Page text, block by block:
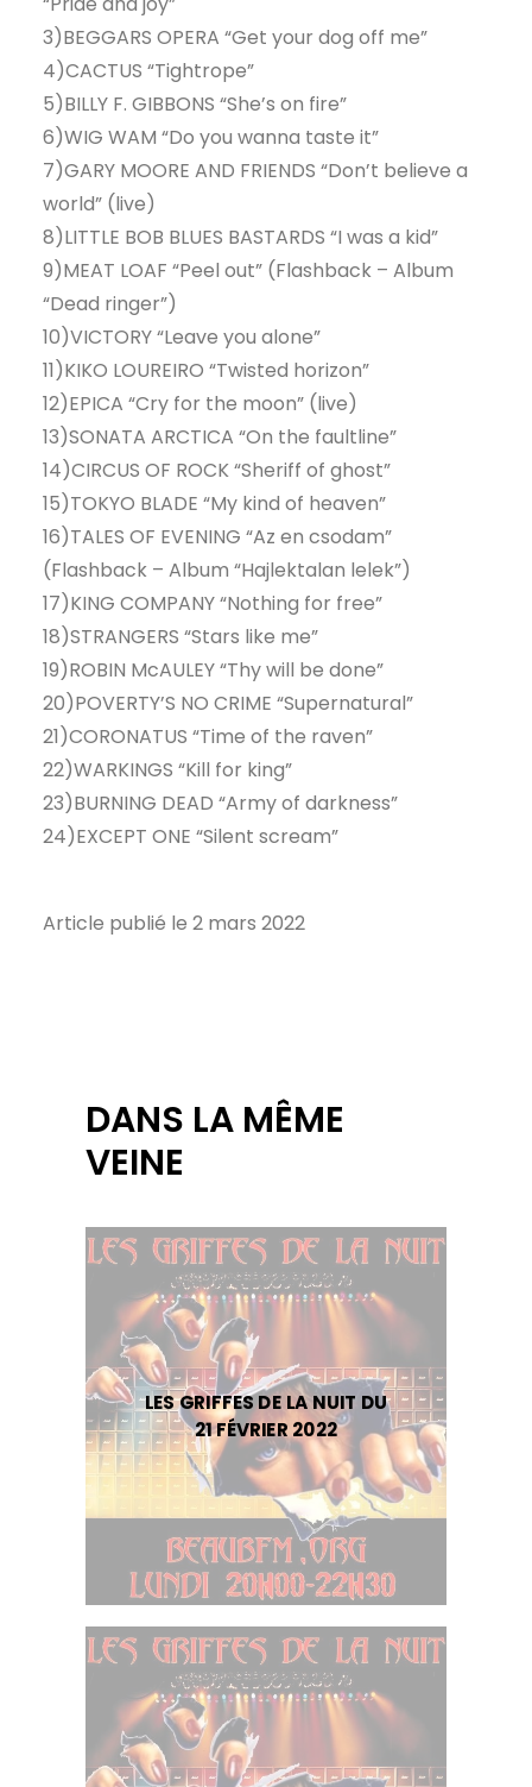
3)BEGGARS OPERA “Get your dog off me”
4)CACTUS “Tightrope”
5)BILLY F. GIBBONS “She’s on fire”
6)WIG WAM “Do you wanna taste it”
7)GARY MOORE AND FRIENDS “Don’t believe a
world” (live)
8)LITTLE BOB BLUES BASTARDS “I was a kid”
9)MEAT LOAF “Peel out” (Flashback – Album
“Dead ringer”)
10)VICTORY “Leave you alone”
11)KIKO LOUREIRO “Twisted horizon”
12)EPICA “Cry for the moon” (live)
13)SONATA ARCTICA “On the faultline”
14)CIRCUS OF ROCK “Sheriff of ghost”
15)TOKYO BLADE “My kind of heaven”
16)TALES OF EVENING “Az en csodam”
(Flashback – Album “Hajlektalan lelek”)
17)KING COMPANY “Nothing for free”
18)STRANGERS “Stars like me”
19)ROBIN McAULEY “Thy will be done”
20)POVERTY’S NO CRIME “Supernatural”
21)CORONATUS “Time of the raven”
22)WARKINGS “Kill for king”
23)BURNING DEAD “Army of darkness”
24)EXCEPT ONE “Silent scream”
Article publié le 2 mars 2022
DANS LA MÊME
VEINE
LES GRIFFES DE LA NUIT DU
21 FÉVRIER 2022